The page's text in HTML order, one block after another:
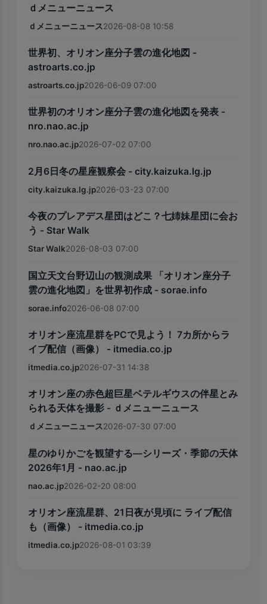
ｄメニューニュース
ｄメニューニュース2026-08-08 10:58
世界初、オリオン座分子雲の進化地図 -
astroarts.co.jp
astroarts.co.jp2026-06-09 07:00
世界初のオリオン座分子雲の進化地図を発表 -
nro.nao.ac.jp
nro.nao.ac.jp2026-07-02 07:00
2月6日冬の星座観察会 - city.kaizuka.lg.jp
city.kaizuka.lg.jp2026-03-23 07:00
今夜のプレアデス星団はどこ？七姉妹星団に会お
う - Star Walk
Star Walk2026-08-03 07:00
国立天文台野辺山の観測成果 「オリオン座分子
雲の進化地図」を世界初作成 - sorae.info
sorae.info2026-06-08 07:00
オリオン座流星群をPCで見よう！ 7カ所からラ
イブ配信（画像） - itmedia.co.jp
itmedia.co.jp2026-07-31 14:38
オリオン座の赤色超巨星ベテルギウスの伴星とみ
られる天体を撮影 - ｄメニューニュース
ｄメニューニュース2026-07-30 07:00
星のゆりかごを観望する―シリーズ・季節の天体
2026年1月 - nao.ac.jp
nao.ac.jp2026-02-20 08:00
オリオン座流星群、21日夜が見頃に ライブ配信
も（画像） - itmedia.co.jp
itmedia.co.jp2026-08-01 03:39